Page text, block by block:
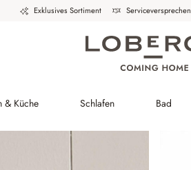
Exklusives Sortiment Serviceversprechen
& Küche Schlafen Bad